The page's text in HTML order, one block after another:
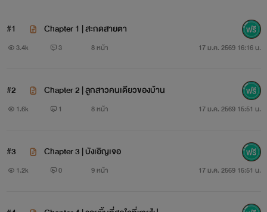
#1 Chapter 1 | สะกดสายตา
3.4k 3 8 หน้า 17 ม.ค. 2569 16:16 น.
#2 Chapter 2 | ลูกสาวคนเดียวของบ้าน
1.6k 1 8 หน้า 17 ม.ค. 2569 15:51 น.
#3 Chapter 3 | บังเอิญเจอ
1.2k 0 9 หน้า 17 ม.ค. 2569 15:51 น.